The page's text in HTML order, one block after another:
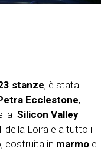
stanze, è stata
Ecclestone,
la Silicon Valley
della Loira e a tutto il
costruita in marmo e